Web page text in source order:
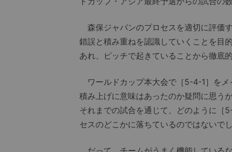
森保ジャパンのプロセスを適切に評価
錯誤と積み重ねを認識していくことを目
あれ、ピッチで起きていることから徹底
ワールドカップ本大会で［5-4-1］をメ
積み上げに意味はあったのか疑問に思う
それまでの試合を通じて、どのように［
セスのどこかに落ちているのではないでし